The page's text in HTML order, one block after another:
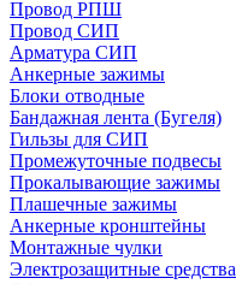
Провод РПШ
Провод СИП
Арматура СИП
Анкерные зажимы
Блоки отводные
Бандажная лента (Бугеля)
Гильзы для СИП
Промежуточные подвесы
Прокалывающие зажимы
Плашечные зажимы
Анкерные кронштейны
Монтажные чулки
Электрозащитные средства